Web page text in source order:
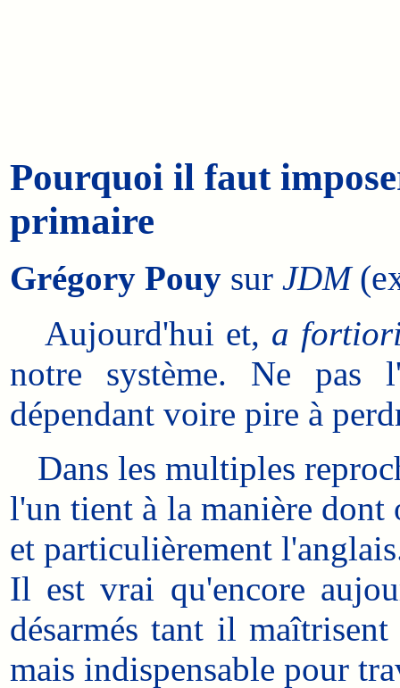
Pourquoi il faut
primaire
Grégory Pouy sur JDM
Aujourd'hui et, a
notre système. Ne pas
dépendant voire pire à
Dans les multiples
l'un tient à la manière dont
et particulièrement
Il est vrai qu'encore
désarmés tant il
mais indispensable pour